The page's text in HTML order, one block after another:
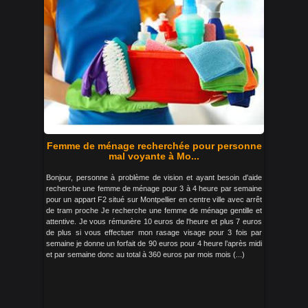
Femme de ménage recherchée pour personne
mal voyante à Mo...
Bonjour, personne à problème de vision et ayant besoin d'aide
recherche une femme de ménage pour 3 à 4 heure par semaine
pour un appart F2 situé sur Montpellier en centre ville avec arrêt
de tram proche Je recherche une femme de ménage gentille et
attentive. Je vous rémunère 10 euros de l'heure et plus 7 euros
de plus si vous effectuer mon rasage visage pour 3 fois par
semaine je donne un forfait de 90 euros pour 4 heure l’après midi
et par semaine donc au total à 360 euros par mois mois (...)